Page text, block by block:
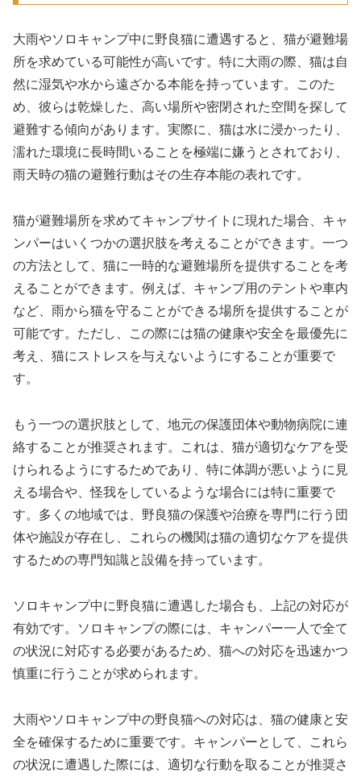
大雨やソロキャンプ中に野良猫に遭遇すると、猫が避難場
所を求めている可能性が高いです。特に大雨の際、猫は自
然に湿気や水から遠ざかる本能を持っています。このた
め、彼らは乾燥した、高い場所や密閉された空間を探して
避難する傾向があります。実際に、猫は水に浸かったり、
濡れた環境に長時間いることを極端に嫌うとされており、
雨天時の猫の避難行動はその生存本能の表れです。
猫が避難場所を求めてキャンプサイトに現れた場合、キャ
ンパーはいくつかの選択肢を考えることができます。一つ
の方法として、猫に一時的な避難場所を提供することを考
えることができます。例えば、キャンプ用のテントや車内
など、雨から猫を守ることができる場所を提供することが
可能です。ただし、この際には猫の健康や安全を最優先に
考え、猫にストレスを与えないようにすることが重要で
す。
もう一つの選択肢として、地元の保護団体や動物病院に連
絡することが推奨されます。これは、猫が適切なケアを受
けられるようにするためであり、特に体調が悪いように見
える場合や、怪我をしているような場合には特に重要で
す。多くの地域では、野良猫の保護や治療を専門に行う団
体や施設が存在し、これらの機関は猫の適切なケアを提供
するための専門知識と設備を持っています。
ソロキャンプ中に野良猫に遭遇した場合も、上記の対応が
有効です。ソロキャンプの際には、キャンパー一人で全て
の状況に対応する必要があるため、猫への対応を迅速かつ
慎重に行うことが求められます。
大雨やソロキャンプ中の野良猫への対応は、猫の健康と安
全を確保するために重要です。キャンパーとして、これら
の状況に遭遇した際には、適切な行動を取ることが推奨さ